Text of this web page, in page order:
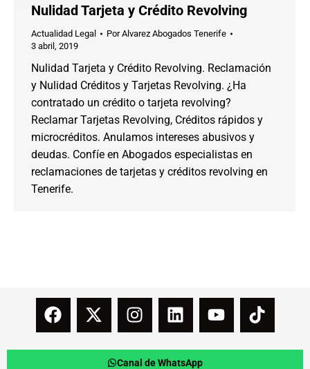
Nulidad Tarjeta y Crédito Revolving
Actualidad Legal PorAlvarez Abogados Tenerife
3 abril, 2019
Nulidad Tarjeta y Crédito Revolving. Reclamación
y Nulidad Créditos y Tarjetas Revolving. ¿Ha
contratado un crédito o tarjeta revolving?
Reclamar Tarjetas Revolving, Créditos rápidos y
microcréditos. Anulamos intereses abusivos y
deudas. Confíe en Abogados especialistas en
reclamaciones de tarjetas y créditos revolving en
Tenerife.
Canal de WhatsApp